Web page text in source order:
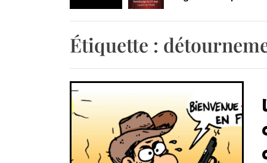
Retrouvez-nous au
Étiquette :